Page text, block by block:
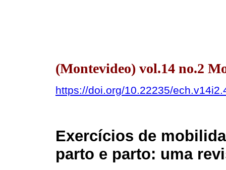
(Montevideo) vol.14 no.2
https://doi.org/10.22235/
Exercícios de
parto e parto: uma